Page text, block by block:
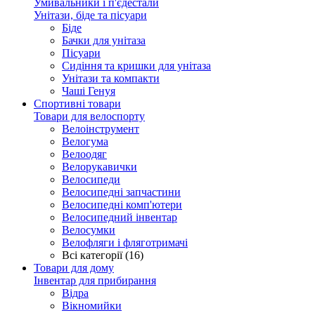
Умивальники і п'єдестали
Унітази, біде та пісуари
Біде
Бачки для унітаза
Пісуари
Сидіння та кришки для унітаза
Унітази та компакти
Чаші Генуя
Спортивні товари
Товари для велоспорту
Велоінструмент
Велогума
Велоодяг
Велорукавички
Велосипеди
Велосипедні запчастини
Велосипедні комп'ютери
Велосипедний інвентар
Велосумки
Велофляги і фляготримачі
Всі категорії (16)
Товари для дому
Інвентар для прибирання
Відра
Вікномийки